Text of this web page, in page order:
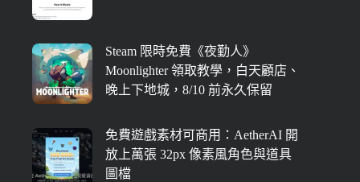
Steam 限時免費《夜勤人》
Moonlighter 領取教學，白天顧店、
晚上下地城，8/10 前永久保留
免費遊戲素材可商用：AetherAI 開
放上萬張 32px 像素風角色與道具
圖檔